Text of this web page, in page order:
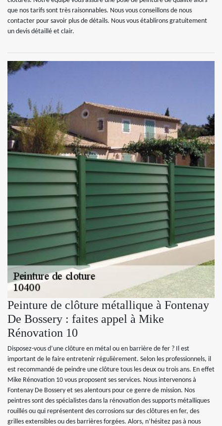
que nos tarifs sont très raisonnables. Nous vous conseillons de nous
contacter pour savoir plus de détails. Nous vous établirons gratuitement
un devis détaillé et clair.
Peinture de clôture métallique à Fontenay
De Bossery : faites appel à Mike
Rénovation 10
Disposez-vous d’une clôture en métal ou en barrière de fer ? Il est
important de le faire entretenir régulièrement. Selon les professionnels, il
est recommandé de peindre une clôture tous les deux ou trois ans. En effet
Mike Rénovation 10 vous proposent ses services. Nous intervenons à
Fontenay De Bossery et ses alentours pour ce genre de mission. Nos
peintres sont des spécialistes dans la rénovation des supports métalliques
rouillés ou qui représentent des corrosions sur des clôtures en fer, des
grilles extensibles ou des barrières forgées. Alors, n’hésitez pas à nous